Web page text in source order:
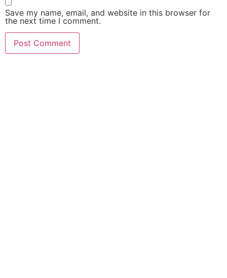
Save my name, email, and website in this browser for
the next time I comment.